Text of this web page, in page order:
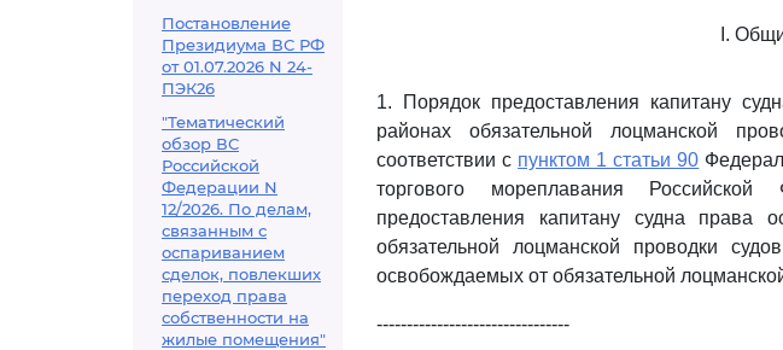
Постановление
Президиума ВС РФ
от 01.07.2026 N 24-
ПЭК26
"Тематический
обзор ВС
Российской
Федерации N
12/2026. По делам,
связанным с
оспариванием
сделок, повлекших
переход права
собственности на
жилые помещения"
I.
1. Порядок предоставления капитану
районах обязательной лоцманской
соответствии с пунктом 1 статьи 90
торгового мореплавания
предоставления капитану судна права
обязательной лоцманской проводки
освобождаемых от обязательной
--------------------------------